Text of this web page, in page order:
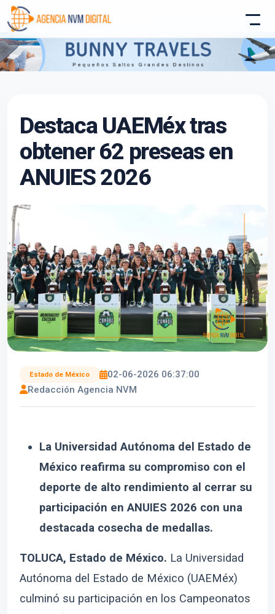
Destaca UAEMéx tras
obtener 62 preseas en
ANUIES 2026
Estado de México
02-06-2026 06:37:00
Redacción Agencia NVM
La Universidad Autónoma del Estado de
México reafirma su compromiso con el
deporte de alto rendimiento al cerrar su
participación en ANUIES 2026 con una
destacada cosecha de medallas.
TOLUCA, Estado de México. La Universidad
Autónoma del Estado de México (UAEMéx)
culminó su participación en los Campeonatos
Asistente conectado